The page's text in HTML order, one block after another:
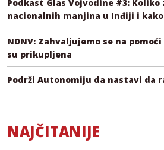
Podkast Glas Vojvodine #3:
nacionalnih manjina u Inđiji i
NDNV: Zahvaljujemo se na
su prikupljena
Podrži Autonomiju da nastavi da
NAJČITANIJE